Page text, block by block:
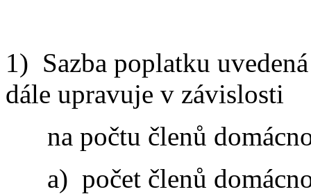
1) Sazba poplatku
dále upravuje v závislosti
na počtu členů
a) počet členů